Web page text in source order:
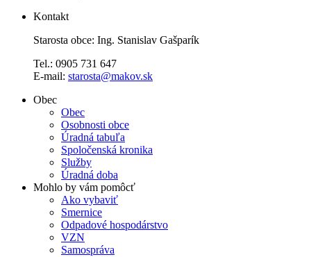
Kontakt
Starosta obce: Ing. Stanislav Gašparík
Tel.: 0905 731 647
E-mail: starosta@makov.sk
Obec
Obec
Osobnosti obce
Úradná tabuľa
Spoločenská kronika
Služby
Úradná doba
Mohlo by vám pomôcť
Ako vybaviť
Smernice
Odpadové hospodárstvo
VZN
Samospráva